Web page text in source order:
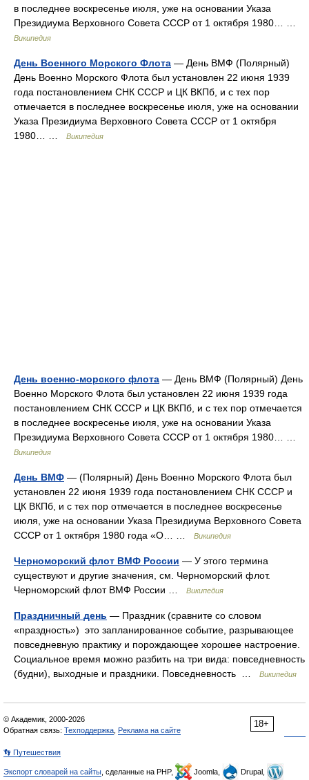
в последнее воскресенье июля, уже на основании Указа
Президиума Верховного Совета СССР от 1 октября 1980… …
Википедия
День Военного Морского Флота — День ВМФ (Полярный)
День Военно Морского Флота был установлен 22 июня 1939
года постановлением СНК СССР и ЦК ВКПб, и с тех пор
отмечается в последнее воскресенье июля, уже на основании
Указа Президиума Верховного Совета СССР от 1 октября
1980… …
Википедия
День военно-морского флота — День ВМФ (Полярный) День
Военно Морского Флота был установлен 22 июня 1939 года
постановлением СНК СССР и ЦК ВКПб, и с тех пор отмечается
в последнее воскресенье июля, уже на основании Указа
Президиума Верховного Совета СССР от 1 октября 1980… …
Википедия
День ВМФ — (Полярный) День Военно Морского Флота был
установлен 22 июня 1939 года постановлением СНК СССР и
ЦК ВКПб, и с тех пор отмечается в последнее воскресенье
июля, уже на основании Указа Президиума Верховного Совета
СССР от 1 октября 1980 года «О… …
Википедия
Черноморский флот ВМФ России — У этого термина
существуют и другие значения, см. Черноморский флот.
Черноморский флот ВМФ России …
Википедия
Праздничный день — Праздник (сравните со словом
«праздность») это запланированное событие, разрывающее
повседневную практику и порождающее хорошее настроение.
Социальное время можно разбить на три вида: повседневность
(будни), выходные и праздники. Повседневность …
Википедия
18+
© Академик, 2000-2026
Обратная связь: Техподдержка Реклама на сайте
👣 Путешествия
Экспорт словарей на сайты , сделанные на PHP, Joomla,
Drupal,